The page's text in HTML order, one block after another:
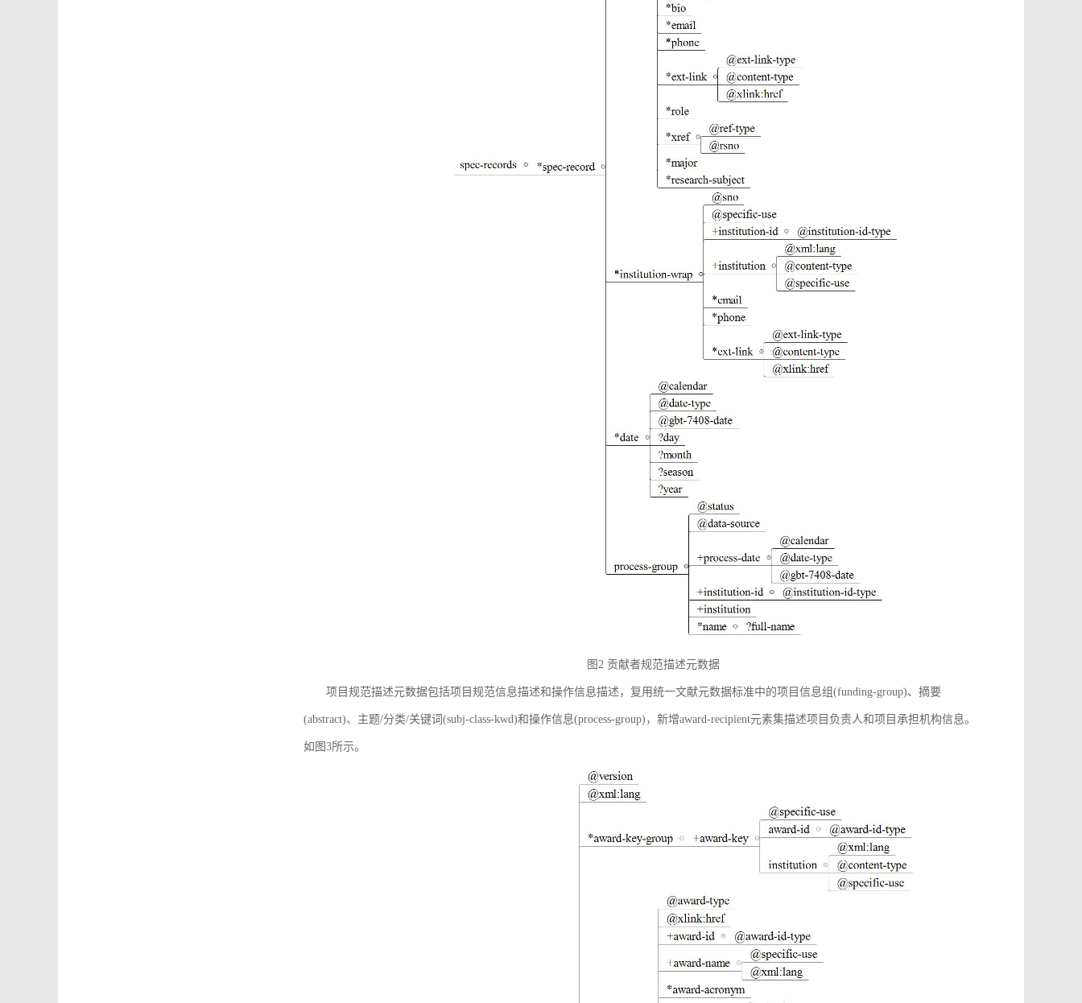
图2 贡献者规范描述元数据
项目规范描述元数据包括项目规范信息描述和操作信息描述，复用统一文献元数据标准中的项目信息组(funding-group)、摘要
(abstract)、主题/分类/关键词(subj-class-kwd)和操作信息(process-group)，新增award-recipient元素集描述项目负责人和项目承担机构信息。
如图3所示。